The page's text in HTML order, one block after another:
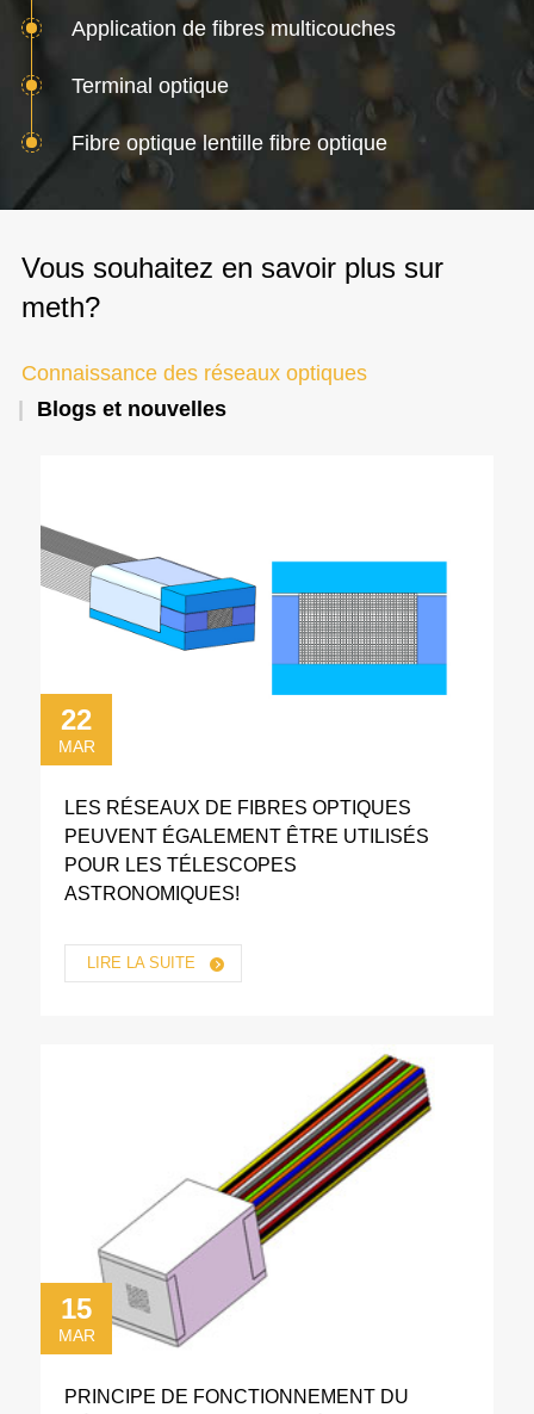
Application de fibres multicouches
Terminal optique
Fibre optique lentille fibre optique
Vous souhaitez en savoir plus sur
meth?
Connaissance des réseaux optiques
Blogs et nouvelles
22
MAR
LES RÉSEAUX DE FIBRES OPTIQUES
PEUVENT ÉGALEMENT ÊTRE UTILISÉS
POUR LES TÉLESCOPES
ASTRONOMIQUES!
LIRE LA SUITE
15
MAR
PRINCIPE DE FONCTIONNEMENT DU